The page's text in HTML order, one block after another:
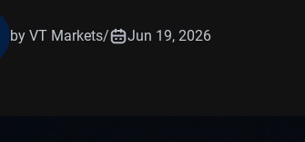
by VT Markets/ Jun 19, 2026